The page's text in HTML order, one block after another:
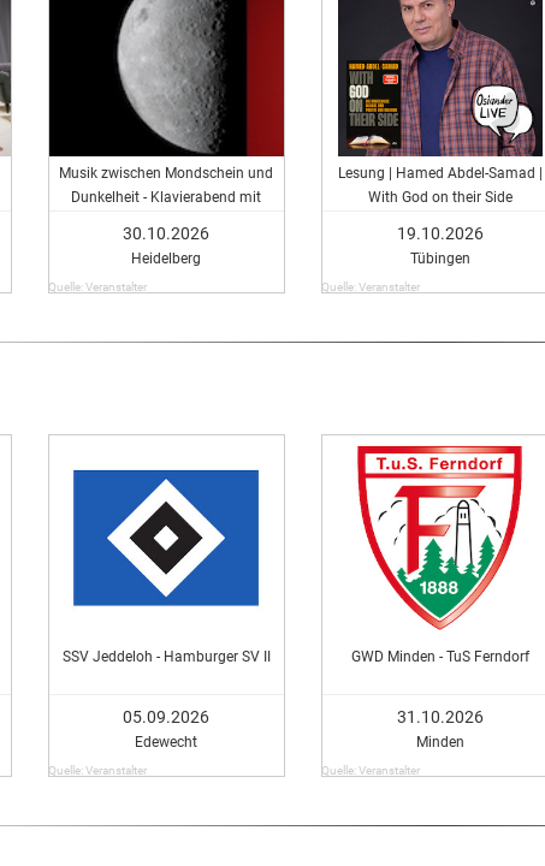
Musik zwischen Mondschein und
Dunkelheit - Klavierabend mit
30.10.2026
Heidelberg
Quelle: Veranstalter
Lesung | Hamed Abdel-Samad |
With God on their Side
19.10.2026
Tübingen
Quelle: Veranstalter
SSV Jeddeloh - Hamburger SV II
05.09.2026
Edewecht
Quelle: Veranstalter
GWD Minden - TuS Ferndorf
31.10.2026
Minden
Quelle: Veranstalter